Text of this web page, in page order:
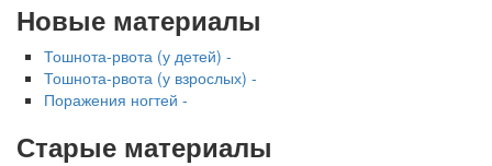
Новые материалы
Тошнота-рвота (у детей) -
Тошнота-рвота (у взрослых) -
Поражения ногтей -
Старые материалы